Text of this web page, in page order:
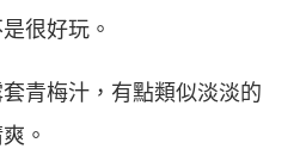
很好玩。
青梅汁，有點類似淡淡的
。